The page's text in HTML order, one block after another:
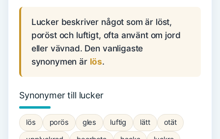
Lucker beskriver något som är löst,
poröst och luftigt, ofta använt om jord
eller vävnad. Den vanligaste
synonymen är lös.
Synonymer till lucker
lös porös gles luftig lätt
otät